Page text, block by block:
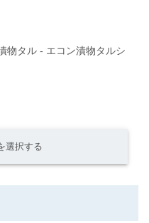
物タル - エコン漬物タルシ
選択する